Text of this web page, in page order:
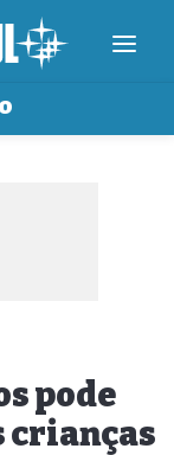
pode
crianças